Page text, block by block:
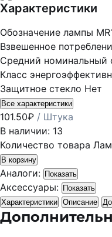
Характеристики
Обозначение лампы
Взвешенное
Средний номинальный
Класс
Защитное стекло Нет
Все характеристики
101.50₽ / Штука
В наличии: 13
Количество товара
В корзину
Аналоги: Показать
Аксессуары: Показать
Характеристики Описание